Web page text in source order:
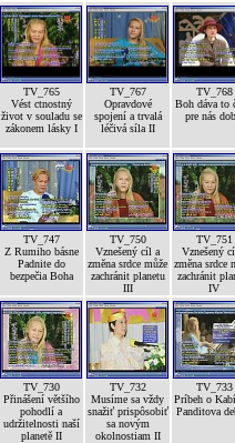
TV_765
Vést ctnostný
život v souladu se
zákonem lásky I
TV_767
Opravdové
spojení a trvalá
léčivá síla II
TV_768
Boh dáva to
pre nás
TV_747
Z Rumiho básne
Padnite do
bezpečia Boha
TV_750
Vznešený cíl a
změna srdce může
zachránit planetu
III
TV_751
Vznešený
změna srdce
zachránit
IV
TV_730
Přinášení většího
pohodlí a
udržitelnosti naší
planetě II
TV_732
Musíme sa vždy
snažiť prispôsobiť
sa novým
okolnostiam II
TV_733
Príbeh o
Panditova